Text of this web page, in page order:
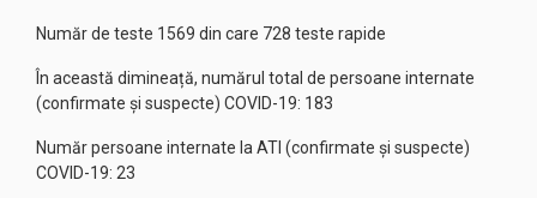
Număr de teste 1569 din care 728 teste rapide
În această dimineață, numărul total de persoane internate
(confirmate și suspecte) COVID-19: 183
Număr persoane internate la ATI (confirmate și suspecte)
COVID-19: 23